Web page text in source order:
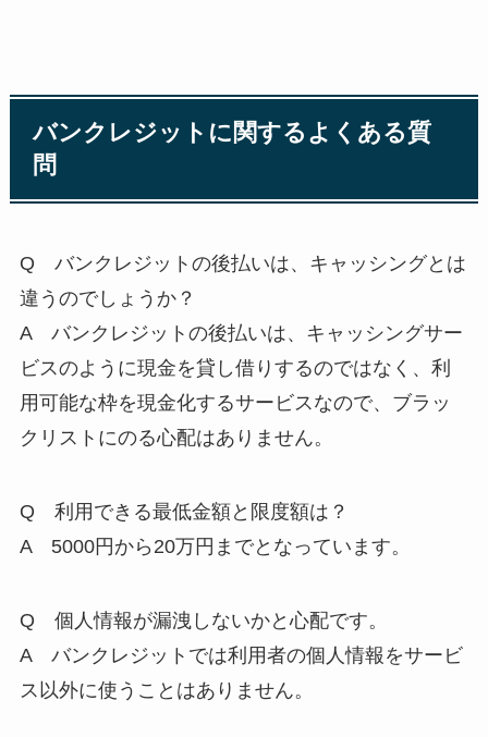
バンクレジットに関するよくある質
問
Q バンクレジットの後払いは、キャッシングとは
違うのでしょうか？
A バンクレジットの後払いは、キャッシングサー
ビスのように現金を貸し借りするのではなく、利
用可能な枠を現金化するサービスなので、ブラッ
クリストにのる心配はありません。
Q 利用できる最低金額と限度額は？
A 5000円から20万円までとなっています。
Q 個人情報が漏洩しないかと心配です。
A バンクレジットでは利用者の個人情報をサービ
ス以外に使うことはありません。